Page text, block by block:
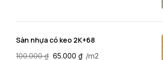
Sàn nhựa có keo 2K+68
100.000₫ 65.000 ₫ /m2